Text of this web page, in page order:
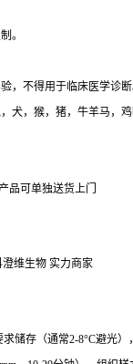
。
，不得用于临床医学诊
犬，猴，猪，牛羊马，
品可单独送货上门
维生物 实力商家
储存（通常2-8°C避光